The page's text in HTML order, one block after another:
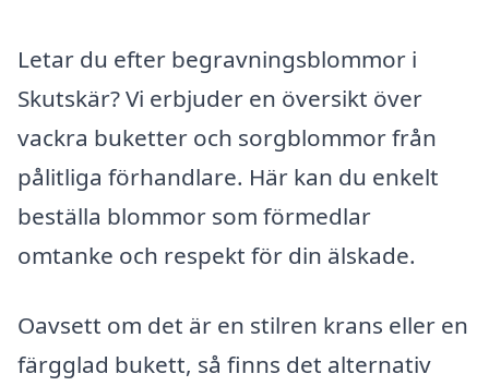
Letar du efter begravningsblommor i
Skutskär? Vi erbjuder en översikt över
vackra buketter och sorgblommor från
pålitliga förhandlare. Här kan du enkelt
beställa blommor som förmedlar
omtanke och respekt för din älskade.
Oavsett om det är en stilren krans eller en
färgglad bukett, så finns det alternativ